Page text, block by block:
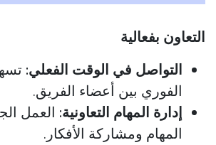
التعاون بفعالية
التواصل في الوقت الفعلي:
الفوري بين أعضاء الفريق.
إدارة المهام التعاونية: العمل
المهام ومشاركة الأفكار.